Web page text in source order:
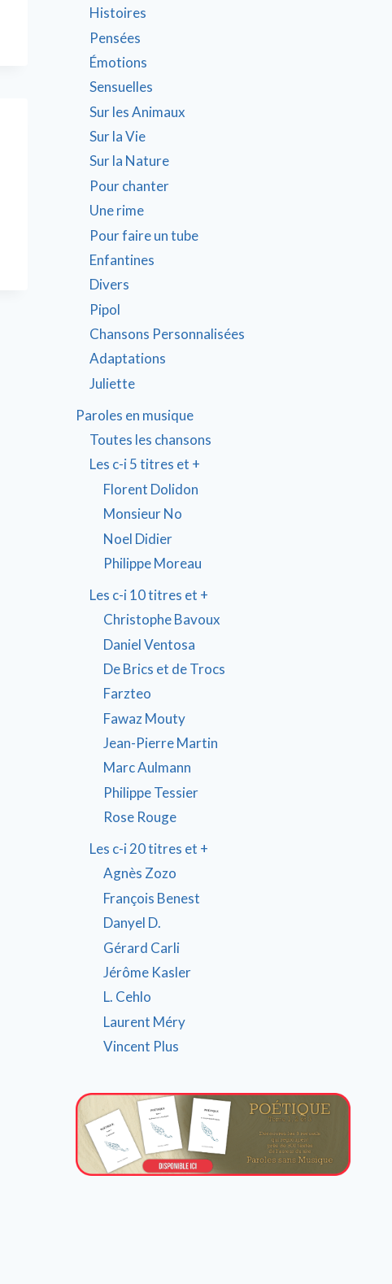
Histoires
Pensées
Émotions
Sensuelles
Sur les Animaux
Sur la Vie
Sur la Nature
Pour chanter
Une rime
Pour faire un tube
Enfantines
Divers
Pipol
Chansons Personnalisées
Adaptations
Juliette
Paroles en musique
Toutes les chansons
Les c-i 5 titres et +
Florent Dolidon
Monsieur No
Noel Didier
Philippe Moreau
Les c-i 10 titres et +
Christophe Bavoux
Daniel Ventosa
De Brics et de Trocs
Farzteo
Fawaz Mouty
Jean-Pierre Martin
Marc Aulmann
Philippe Tessier
Rose Rouge
Les c-i 20 titres et +
Agnès Zozo
François Benest
Danyel D.
Gérard Carli
Jérôme Kasler
L. Cehlo
Laurent Méry
Vincent Plus